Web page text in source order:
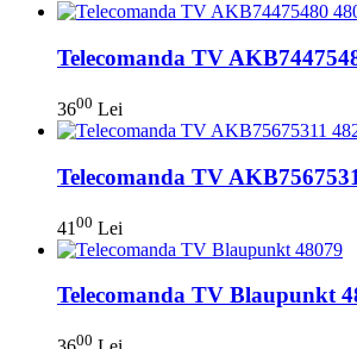
Telecomanda TV
3600 Lei
Telecomanda TV
41 00 Lei
Telecomanda TV Blaupunkt
00